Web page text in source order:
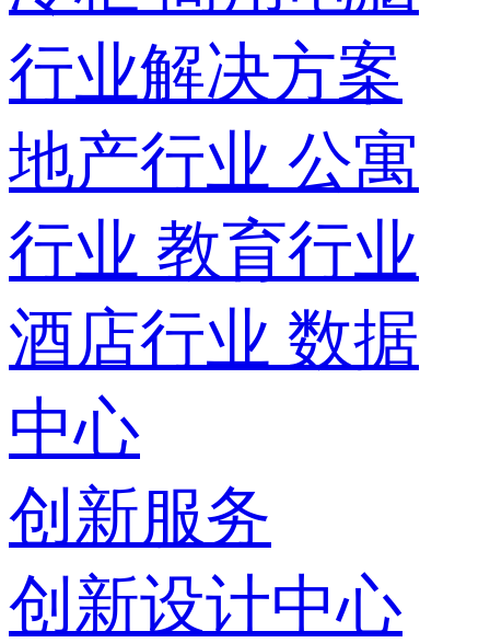
行业解决方案
地产行业 公寓
行业 教育行业
酒店行业 数据
中心
创新服务
创新设计中心